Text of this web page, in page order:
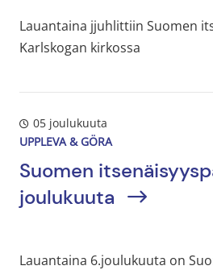
Lauantaina jjuhlittiin Suomen
Karlskogan kirkossa
05 joulukuuta
UPPLEVA & GÖRA
Suomen
joulukuuta
Lauantaina 6.joulukuuta on